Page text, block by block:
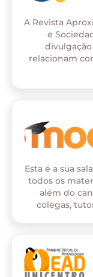
A Revista
e
relacionam
Esta é a sua
todos os
além do
colegas,